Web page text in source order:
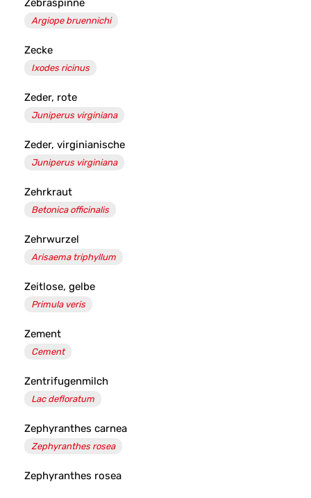
Zebraspinne
Argiope bruennichi
Zecke
Ixodes ricinus
Zeder, rote
Juniperus virginiana
Zeder, virginianische
Juniperus virginiana
Zehrkraut
Betonica officinalis
Zehrwurzel
Arisaema triphyllum
Zeitlose, gelbe
Primula veris
Zement
Cement
Zentrifugenmilch
Lac defloratum
Zephyranthes carnea
Zephyranthes rosea
Zephyranthes rosea